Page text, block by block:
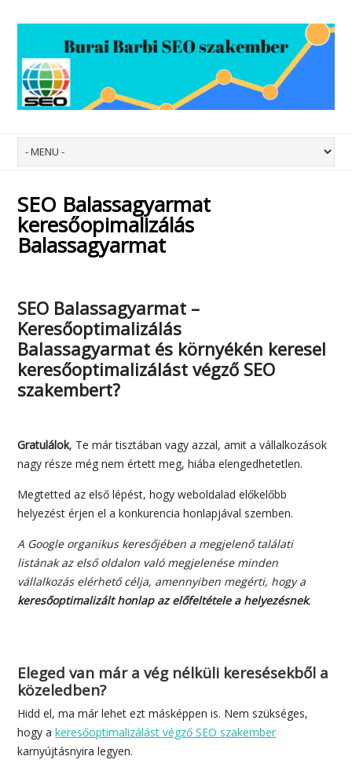
SEO Balassagyarmat
keresőopimalizálás
Balassagyarmat
SEO Balassagyarmat –
Keresőoptimalizálás
Balassagyarmat és környékén keresel
keresőoptimalizálást végző SEO
szakembert?
Gratulálok, Te már tisztában vagy azzal, amit a vállalkozások
nagy része még nem értett meg, hiába elengedhetetlen.
Megtetted az első lépést, hogy weboldalad előkelőbb
helyezést érjen el a konkurencia honlapjával szemben.
A Google organikus keresőjében a megjelenő találati
listának az első oldalon való megjelenése minden
vállalkozás elérhető célja, amennyiben megérti, hogy a
keresőoptimalizált honlap az előfeltétele a helyezésnek.
Eleged van már a vég nélküli keresésekből a
közeledben?
Hidd el, ma már lehet ezt másképpen is. Nem szükséges,
hogy akeresőoptimalizálást végző SEO szakember
karnyújtásnyira legyen.